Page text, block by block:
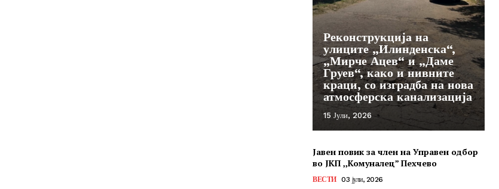
Реконструкција на
улиците „Илинденска“,
„Мирче Ацев“ и „Даме
Груев“, како и нивните
краци, со изградба на нова
атмосферска канализација
15 Јули, 2026
Јавен повик за член на Управен одбор
во ЈКП ,,Комуналец” Пехчево
ВЕСТИ 03 јули, 2026